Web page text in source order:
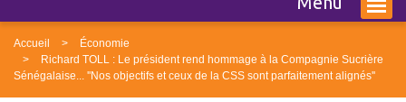
Accueil
Économie
Richard TOLL : Le président rend hommage à la Compagnie Sucrière
Sénégalaise... ''Nos objectifs et ceux de la CSS sont parfaitement alignés''